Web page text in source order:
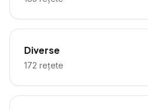
Diverse
172 rețete